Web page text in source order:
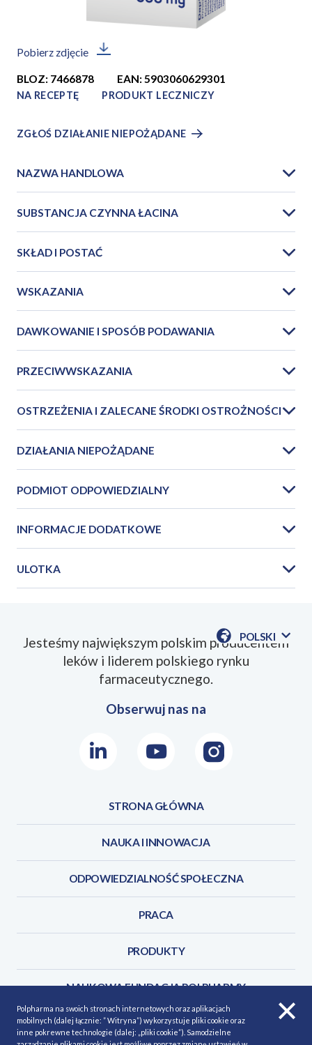
Pobierz zdjęcie
BLOZ: 7466878 EAN: 5903060629301
NA RECEPTĘ PRODUKT LECZNICZY
ZGŁOŚ DZIAŁANIE NIEPOŻĄDANE
NAZWA HANDLOWA
SUBSTANCJA CZYNNA ŁACINA
SKŁAD I POSTAĆ
WSKAZANIA
DAWKOWANIE I SPOSÓB PODAWANIA
PRZECIWWSKAZANIA
OSTRZEŻENIA I ZALECANE ŚRODKI OSTROŻNOŚCI
DZIAŁANIA NIEPOŻĄDANE
PODMIOT ODPOWIEDZIALNY
INFORMACJE DODATKOWE
ULOTKA
POLSKI
POKAŻ
Jesteśmy największym polskim producentem
leków i liderem polskiego rynku
farmaceutycznego.
Obserwuj nas na
LinkedInYoutubeInstagram
STRONA GŁÓWNA
NAUKA I INNOWACJA
ODPOWIEDZIALNOŚĆ SPOŁECZNA
PRACA
PRODUKTY
NAUKOWA FUNDACJA POLPHARMY
KONTAKT
Polpharma na swoich stronach internetowych oraz aplikacjach
mobilnych (dalej łącznie: ” Witryna”) wykorzystuje pliki cookie oraz
inne pokrewne technologie (dalej: „pliki cookie”). Samodzielne